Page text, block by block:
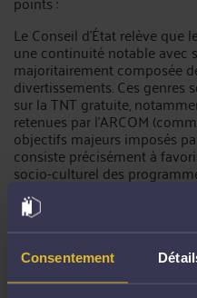
Consentement
Le Conseil d'État relève que
une continuité notable avec
majoritairement composée
divertissements. Ces genres
sur la TNT gratuite,
retenues par l’ARCOM
objectifs majeurs imposés
consiste précisément à
socio-culturel des
Conseil d’État, l'autorité de
légitimement privilégier
contenus plus variés ou
contribution supérieure au
Par ailleurs, le Conseil
engagements pris par NRJ